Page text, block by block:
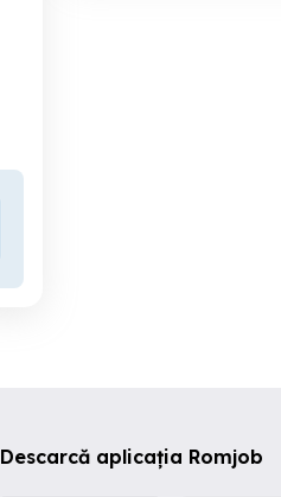
Descarcă aplicația Romjob